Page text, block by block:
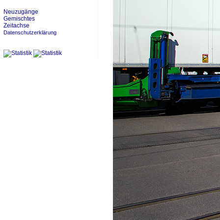
Neuzugänge
Gemischtes
Zeitachse
Datenschutzerklärung